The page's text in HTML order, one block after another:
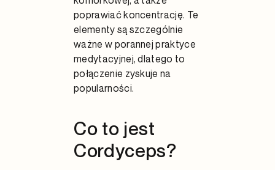
poprawiać koncentrację. Te
elementy są szczególnie
ważne w porannej praktyce
medytacyjnej, dlatego to
połączenie zyskuje na
popularności.
Co to jest
Cordyceps?